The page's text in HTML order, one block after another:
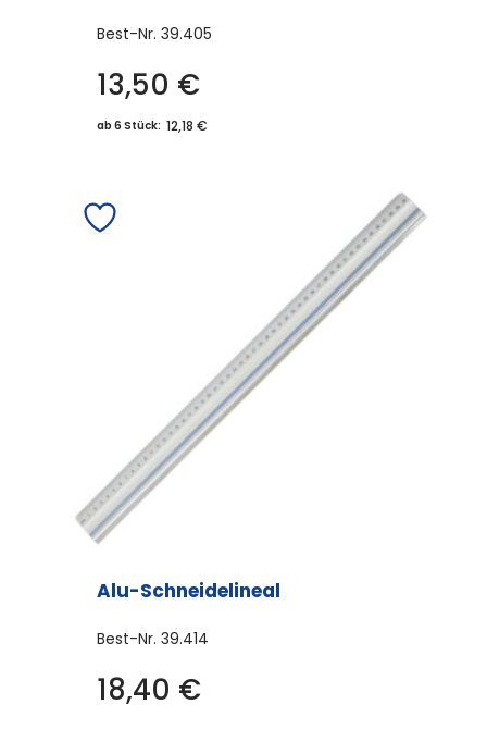
Best-Nr. 39.405
13,50 €
ab 6 Stück: 12,18 €
Alu-Schneidelineal
Best-Nr. 39.414
18,40 €